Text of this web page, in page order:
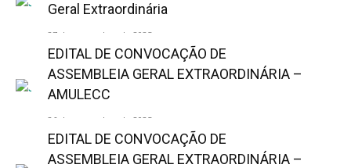
Geral Extraordinária
27 de novembro de 2025
EDITAL DE CONVOCAÇÃO DE
ASSEMBLEIA GERAL EXTRAORDINÁRIA –
AMULECC
26 de novembro de 2025
EDITAL DE CONVOCAÇÃO DE
ASSEMBLEIA GERAL EXTRAORDINÁRIA –